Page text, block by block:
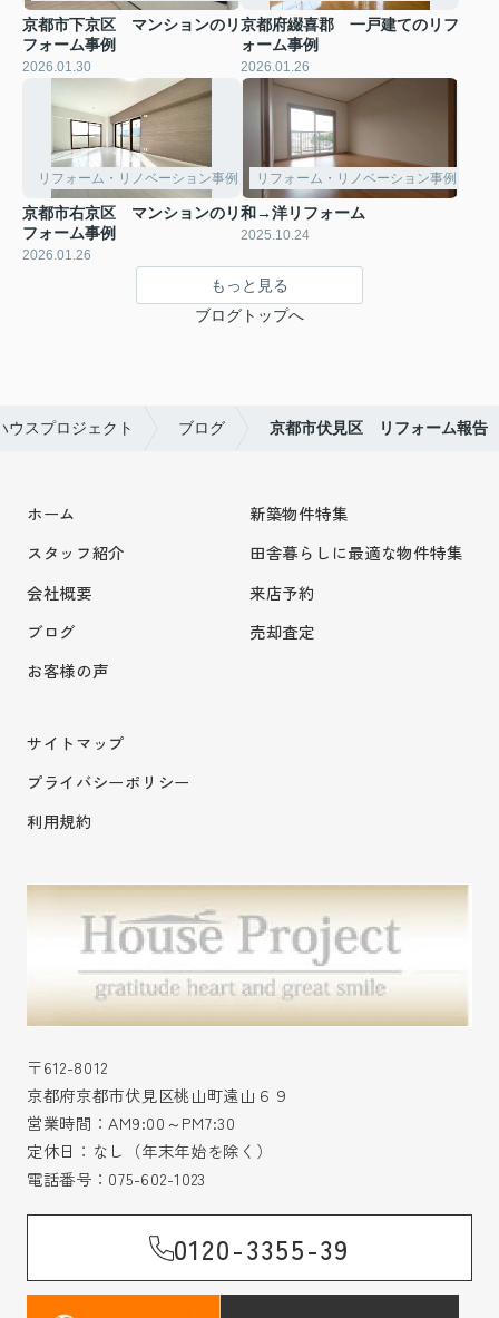
京都市下京区 マンションのリ
フォーム事例
2026.01.30
京都府綴喜郡 一戸建てのリフ
ォーム事例
2026.01.26
リフォーム・リノベーション事例
京都市右京区 マンションのリ
フォーム事例
2026.01.26
リフォーム・リノベーション事例
和→洋リフォーム
2025.10.24
もっと見る
ブログトップへ
ウスプロジェクト ブログ 京都市伏見区 リフォーム報告
ホーム
スタッフ紹介
会社概要
ブログ
お客様の声
新築物件特集
田舎暮らしに最適な物件特集
来店予約
売却査定
サイトマップ
プライバシーポリシー
利用規約
〒612-8012
京都府京都市伏見区桃山町遠山６９
営業時間：AM9:00～PM7:30
定休日：なし（年末年始を除く）
電話番号： 075-602-1023
0120-3355-39